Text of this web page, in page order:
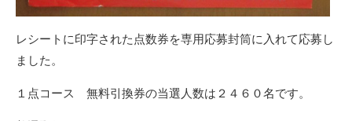
レシートに印字された点数券を専用応募封筒に入れて応募し
ました。
１点コース 無料引換券の当選人数は２４６０名です。